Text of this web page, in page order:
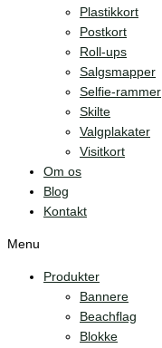
Plastikkort
Postkort
Roll-ups
Salgsmapper
Selfie-rammer
Skilte
Valgplakater
Visitkort
Om os
Blog
Kontakt
Menu
Produkter
Bannere
Beachflag
Blokke